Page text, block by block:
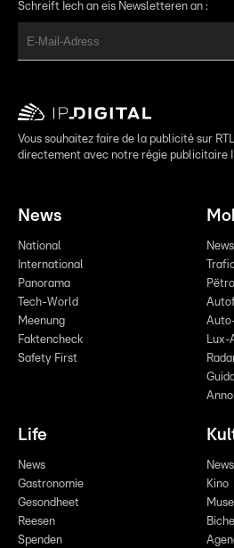
Schreift Iech an eis Newsletteren an :
Vous souhaitez faire de la publicité sur
directement avec notre régie publicitaire
News
National
International
Panorama
Tech-World
Meenung
Faktencheck
Safety First
News
Lux-
Life
News
Gastronomie
Gesondheet
Reesen
Spenden
News
Kino